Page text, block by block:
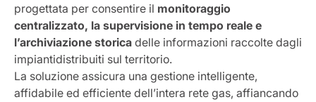
progettata per consentire il monitoraggio
centralizzato, la supervisione in tempo reale e
l’archiviazione storica delle informazioni raccolte dagli
impiantidistribuiti sul territorio.
La soluzione assicura una gestione intelligente,
affidabile ed efficiente dell’intera rete gas, affiancando